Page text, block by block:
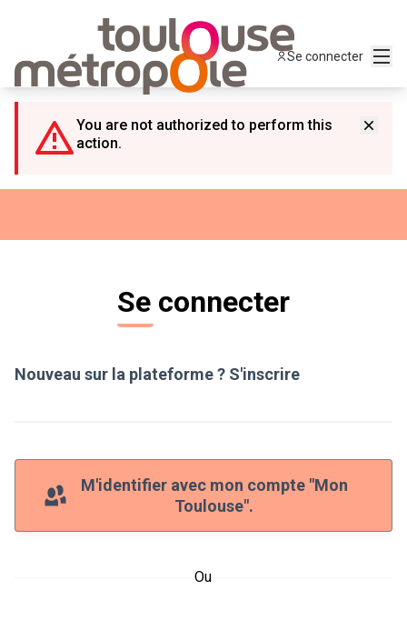
Se connecter
You are not authorized to perform this
action.
Se connecter
Nouveau sur la plateforme ? S'inscrire
M'identifier avec mon compte "Mon
Toulouse".
Ou